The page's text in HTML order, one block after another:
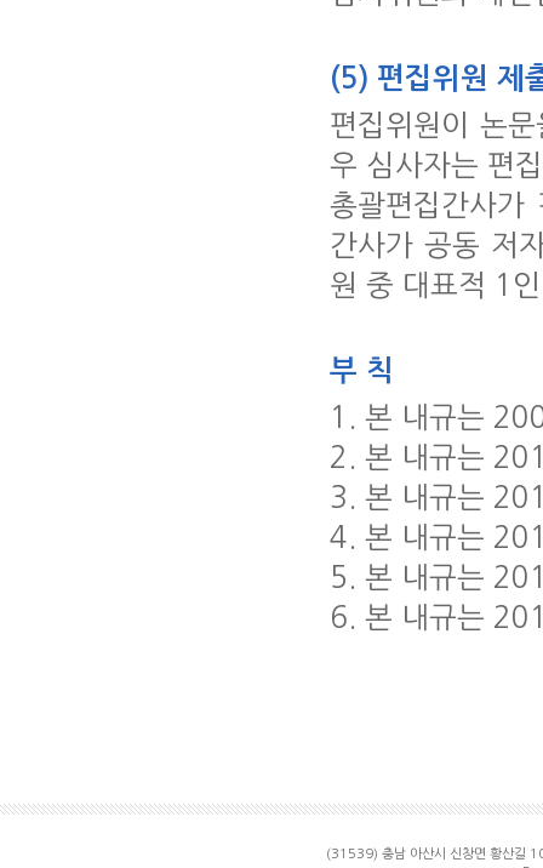
(5) 편집위원 제
편집위원이 논
우 심사자는 편
총괄편집간사가
간사가 공동 저
원 중 대표적 1
부 칙
1. 본 내규는
2. 본 내규는
3. 본 내규는
4. 본 내규는
5. 본 내규는
6. 본 내규는
(31539) 충남 아산시 신창면 황산